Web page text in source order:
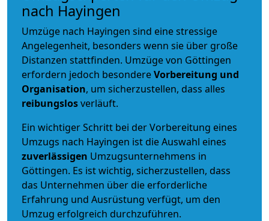
nach Hayingen
Umzüge nach Hayingen sind eine stressige
Angelegenheit, besonders wenn sie über große
Distanzen stattfinden. Umzüge von Göttingen
erfordern jedoch besondereVorbereitung und
Organisation, um sicherzustellen, dass alles
reibungslosverläuft.
Ein wichtiger Schritt bei der Vorbereitung eines
Umzugs nach Hayingen ist die Auswahl eines
zuverlässigen Umzugsunternehmens in
Göttingen. Es ist wichtig, sicherzustellen, dass
das Unternehmen über die erforderliche
Erfahrung und Ausrüstung verfügt, um den
Umzug erfolgreich durchzuführen.